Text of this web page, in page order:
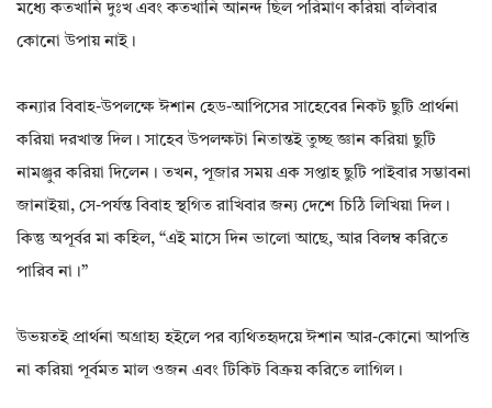
মধ্যে কতখানি দুঃখ এবং কতখানি আনন্দ ছিল পরিমাণ করিয়া বলিবার
কোনো উপায় নাই।
কন্যার বিবাহ-উপলক্ষে ঈশান হেড-আপিসের সাহেবের নিকট ছুটি প্রার্থনা
করিয়া দরখাস্ত দিল। সাহেব উপলক্ষটা নিতান্তই তুচ্ছ জ্ঞান করিয়া ছুটি
নামঞ্জুর করিয়া দিলেন। তখন, পূজার সময় এক সপ্তাহ ছুটি পাইবার সম্ভাবনা
জানাইয়া, সে-পর্যন্ত বিবাহ স্থগিত রাখিবার জন্য দেশে চিঠি লিখিয়া দিল।
কিন্তু অপূর্বর মা কহিল, “এই মাসে দিন ভালো আছে, আর বিলম্ব করিতে
পারিব না।”
উভয়তই প্রার্থনা অগ্রাহ্য হইলে পর ব্যথিতহৃদয়ে ঈশান আর-কোনো আপত্তি
না করিয়া পূর্বমত মাল ওজন এবং টিকিট বিক্রয় করিতে লাগিল।